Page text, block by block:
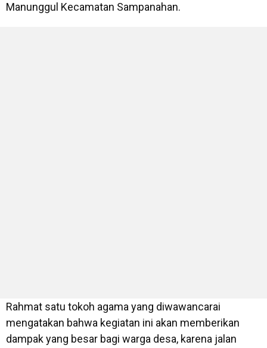
Manunggul Kecamatan Sampanahan.
Rahmat satu tokoh agama yang diwawancarai
mengatakan bahwa kegiatan ini akan memberikan
dampak yang besar bagi warga desa, karena jalan